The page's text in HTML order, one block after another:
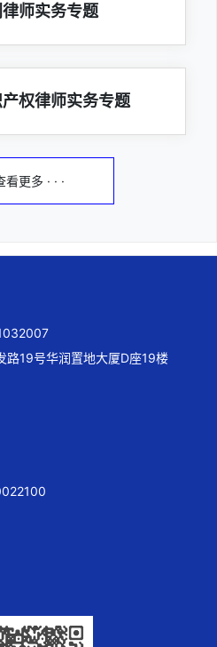
师实务专题
权律师实务专题
看更多 · · ·
路19号华润置地大厦D座19楼